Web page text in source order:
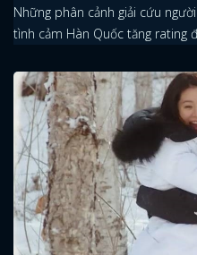
Những phân cảnh giải cứu
tình cảm Hàn Quốc tăng rating